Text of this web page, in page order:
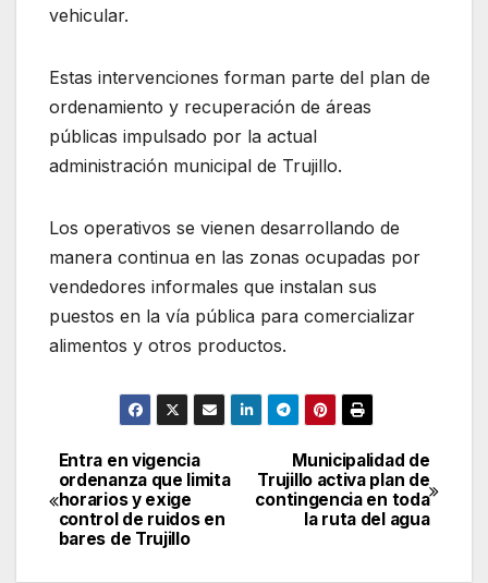
vehicular.
Estas intervenciones forman parte del plan de
ordenamiento y recuperación de áreas
públicas impulsado por la actual
administración municipal de Trujillo.
Los operativos se vienen desarrollando de
manera continua en las zonas ocupadas por
vendedores informales que instalan sus
puestos en la vía pública para comercializar
alimentos y otros productos.
Navegación
de
entradas
Municipalidad de
Trujillo activa plan de
contingencia en toda
la ruta del agua
Entra en vigencia
ordenanza que limita
horarios y exige
control de ruidos en
bares de Trujillo